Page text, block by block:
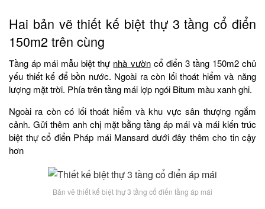
Hai bản vẽ thiết kế biệt thự 3 tầng cổ điển
150m2 trên cùng
Tầng áp mái mẫu biệt thự nhà vườncổ điển 3 tầng 150m2 chủ
yếu thiết kế để bồn nước. Ngoài ra còn lối thoát hiểm và năng
lượng mặt trời. Phía trên tầng mái lợp ngói Bitum màu xanh ghi.
Ngoài ra còn có lối thoát hiểm và khu vực sân thượng ngắm
cảnh. Gửi thêm anh chị mặt bằng tầng áp mái và mái kiến trúc
biệt thự cổ điển Pháp mái Mansard dưới đây thêm cho tin cậy
hơn
Bản vẽ thiết kế biệt thự 3 tầng cổ điển tầng áp mái